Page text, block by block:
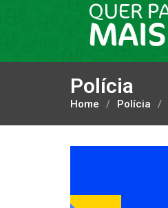
Polícia
Home / Polícia /